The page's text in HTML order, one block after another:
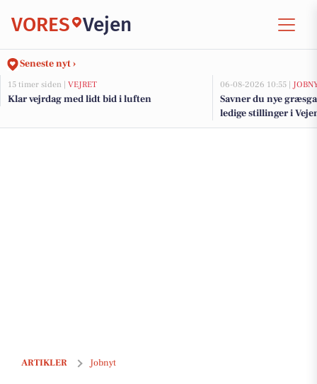
VORES Vejen
Seneste nyt ›
15 timer siden | VEJRET
Klar vejrdag med lidt bid i luften
06-08-2026 10:55 |
Savner du nye
ledige stillinger i
ARTIKLER Jobnyt
Laborant søges til dynamisk mikrobiologisk laboratorium hos